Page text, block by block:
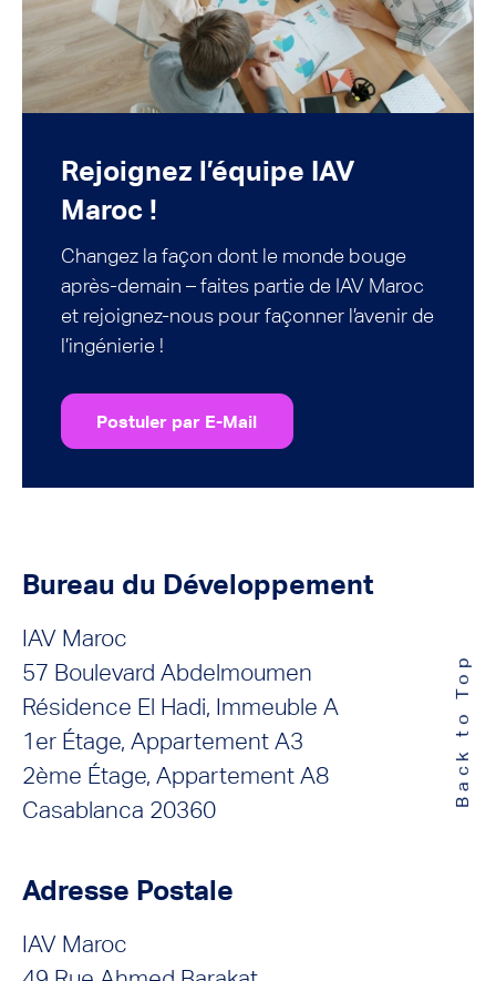
Rejoignez l’équipe IAV
Maroc !
Changez la façon dont le monde bouge
après-demain – faites partie de IAV Maroc
et rejoignez-nous pour façonner l’avenir de
l’ingénierie !
Postuler par E-Mail
Bureau du Développement
IAV Maroc
57 Boulevard Abdelmoumen
Résidence El Hadi, Immeuble A
1er Étage, Appartement A3
2ème Étage, Appartement A8
Casablanca 20360
Adresse Postale
IAV Maroc
Back to Top